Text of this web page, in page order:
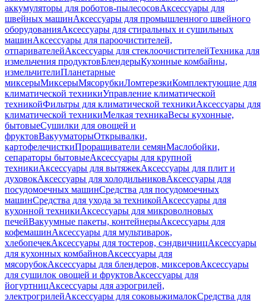
аккумуляторы для роботов-пылесосовАксессуары для
швейных машинАксессуары для промышленного швейного
оборудованияАксессуары для стиральных и сушильных
машинАксессуары для пароочистителей,
отпаривателейАксессуары для стеклоочистителейТехника для
измельчения продуктовБлендерыКухонные комбайны,
измельчителиПланетарные
миксерыМиксерыМясорубкиЛомтерезкиКомплектующие для
климатической техникиУправление климатической
техникойФильтры для климатической техникиАксессуары для
климатической техникиМелкая техникаВесы кухонные,
бытовыеСушилки для овощей и
фруктовВакууматорыОткрывалки,
картофелечисткиПроращиватели семянМаслобойки,
сепараторы бытовыеАксессуары для крупной
техникиАксессуары для вытяжекАксессуары для плит и
духовокАксессуары для холодильниковАксессуары для
посудомоечных машинСредства для посудомоечных
машинСредства для ухода за техникойАксессуары для
кухонной техникиАксессуары для микроволновых
печейВакуумные пакеты, контейнерыАксессуары для
кофемашинАксессуары для мультиварок,
хлебопечекАксессуары для тостеров, сэндвичницАксессуары
для кухонных комбайновАксессуары для
мясорубокАксессуары для блендеров, миксеровАксессуары
для сушилок овощей и фруктовАксессуары для
йогуртницАксессуары для аэрогрилей,
электрогрилейАксессуары для соковыжималокСредства для